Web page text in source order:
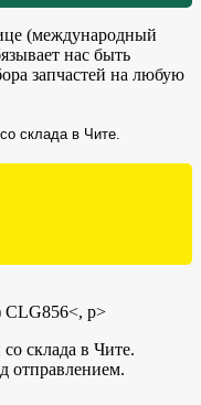
(международный
нас быть
запчастей на любую
склада в Чите.
CLG856<, p>
склада в Чите.
отправлением.